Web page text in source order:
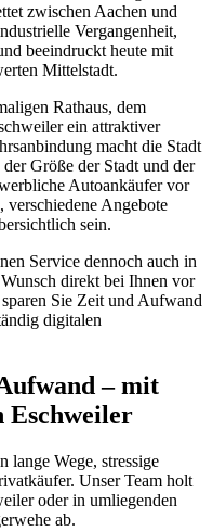
zwischen Aachen und
Vergangenheit,
beeindruckt heute mit
Mittelstadt.
Rathaus, dem
ein attraktiver
macht die Stadt
Größe der Stadt und der
Autoankäufer vor
Angebote
sein.
Service dennoch auch in
direkt bei Ihnen vor
Sie Zeit und Aufwand
digitalen
– mit
Eschweiler
lange Wege, stressige
Unser Team holt
oder in umliegenden
ab.